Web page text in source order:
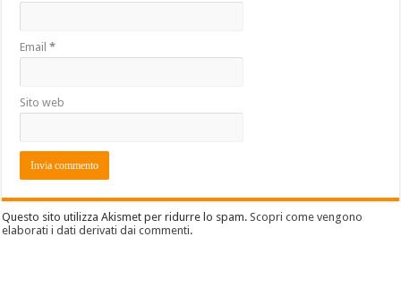
Email*
Sito web
Questo sito utilizza Akismet per ridurre lo spam.Scopri come vengono
elaborati i dati derivati dai commenti.